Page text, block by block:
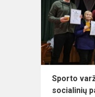
Sporto
socialinių